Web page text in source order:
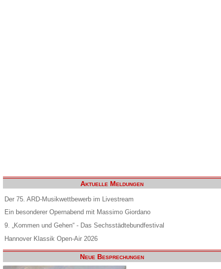
Aktuelle Meldungen
Der 75. ARD-Musikwettbewerb im Livestream
Ein besonderer Opernabend mit Massimo Giordano
9. „Kommen und Gehen“ - Das Sechsstädtebundfestival
Hannover Klassik Open-Air 2026
Neue Besprechungen